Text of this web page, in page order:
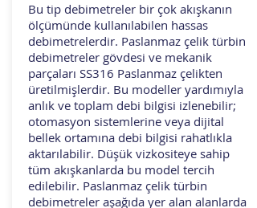
Bu tip debimetreler bir çok akışkanın
ölçümünde kullanılabilen hassas
debimetrelerdir. Paslanmaz çelik türbin
debimetreler gövdesi ve mekanik
parçaları SS316 Paslanmaz çelikten
üretilmişlerdir. Bu modeller yardımıyla
anlık ve toplam debi bilgisi izlenebilir;
otomasyon sistemlerine veya dijital
bellek ortamına debi bilgisi rahatlıkla
aktarılabilir. Düşük vizkositeye sahip
tüm akışkanlarda bu model tercih
edilebilir. Paslanmaz çelik türbin
debimetreler aşağıda yer alan alanlarda